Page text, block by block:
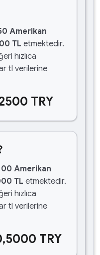
Amerikan
TL etmektedir.
hızlıca
tl verilerine
TRY
Amerikan
TL etmektedir.
hızlıca
tl verilerine
TRY